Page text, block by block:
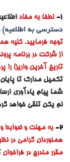
1- لطفا به مفاد
دسترسی به اطلاعیه)
توجه فرمایید. کلیه
از شرکت در برنامه
تاریخ آخرین واریز)
تکمیل مدارک تا
شما پیام یادآوری
لم یکن تلقی خواهد
2- به مهلت و ضوابط و
همنوردان گرامی در
مقرر مندرج در فراخوان